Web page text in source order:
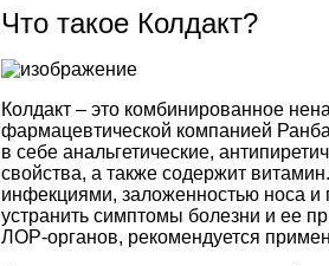
Что такое Колдакт?
Колдакт – это комбинированное
фармацевтической компанией
в себе анальгетические,
свойства, а также содержит
инфекциями, заложенностью носа
устранить симптомы болезни и ее
ЛОР-органов, рекомендуется